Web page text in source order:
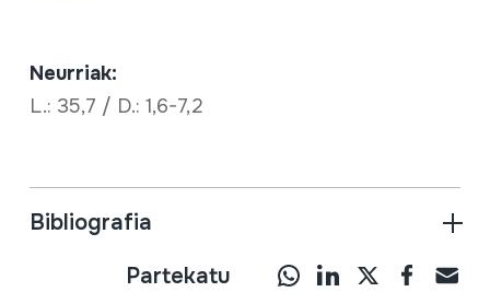
Neurriak:
L.: 35,7 / D.: 1,6-7,2
Bibliografia
Partekatu